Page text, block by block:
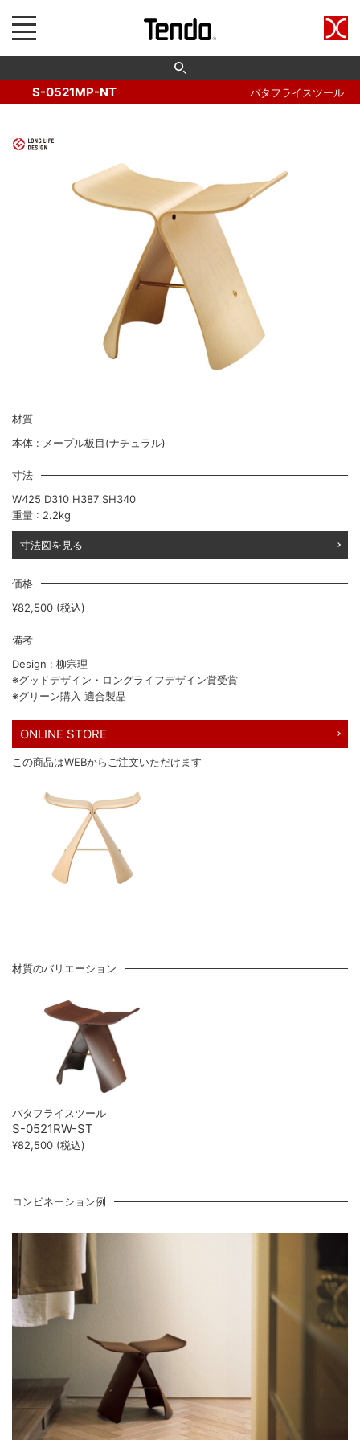
S-0521MP-NT バタフライスツール
材質
本体 : メープル板目(ナチュラル)
寸法
W425 D310 H387 SH340
重量 : 2.2kg
寸法図を見る
価格
¥82,500 (税込)
備考
Design : 柳宗理
※グッドデザイン・ロングライフデザイン賞受賞
※グリーン購入 適合製品
ONLINE STORE
この商品はWEBからご注文いただけます
材質のバリエーション
バタフライスツール
S-0521RW-ST
¥82,500 (税込)
コンビネーション例